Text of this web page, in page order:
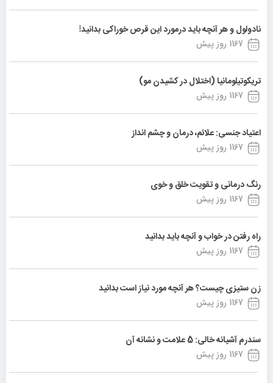
نادولول و هر آنچه باید درمورد این قرص خوراکی بدانید!
1167 روز پیش
تریکوتیلومانیا (اختلال در کشیدن مو)
1167 روز پیش
اعتیاد جنسی: علائم، درمان و چشم انداز
1167 روز پیش
رنگ درمانی و تقویت خلق و خوی
1167 روز پیش
راه رفتن در خواب و آنچه باید بدانید
1167 روز پیش
زن ستیزی چیست؟ هر آنچه مورد نیاز است بدانید
1167 روز پیش
سندرم آشیانه خالی: 5 علامت و نشانه آن
1167 روز پیش